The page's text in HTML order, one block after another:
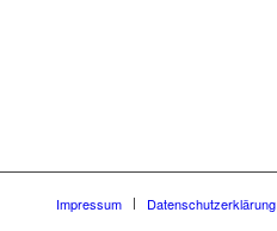
Impressum Datenschutzerklärung